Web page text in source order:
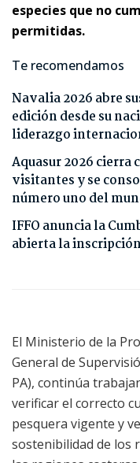
especies que no
permitidas.
Te recomendamos
Navalia 2026 abre
edición desde su
liderazgo
Aquasur 2026 cierra
visitantes y se
número uno del
IFFO anuncia la
abierta la
El Ministerio de la
General de
PA), continúa
verificar el correcto
pesquera vigente y
sostenibilidad de los